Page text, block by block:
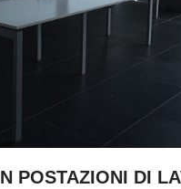
POSTAZIONI DI